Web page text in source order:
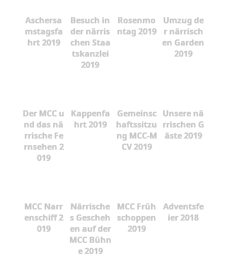
Aschersa
mstagsfa
hrt 2019
Besuch in
der närris
chen Staa
tskanzlei
2019
Rosenmo
ntag 2019
Umzug de
r närrisch
en Garden
2019
Der MCC u
nd das nä
rrische Fe
rnsehen 2
019
Kappenfa
hrt 2019
Gemeinsc
haftssitzu
ng MCC-M
CV 2019
Unsere nä
rrischen G
äste 2019
MCC Narr
enschiff 2
019
Närrische
s Gescheh
en auf der
MCC Bühn
e 2019
MCC Früh
schoppen
2019
Adventsfe
ier 2018